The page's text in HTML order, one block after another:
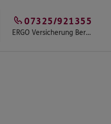
ERGO Versicherung Bernhard Rembold
07325/921355